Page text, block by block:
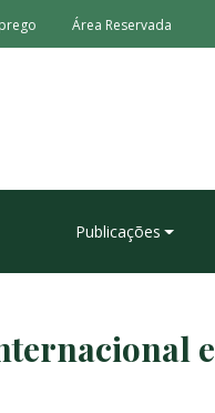
Área Reservada
Publicações
e